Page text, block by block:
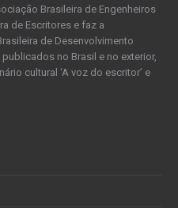
Brasileira de Engenheiros
de Escritores e faz a
de Desenvolvimento
no Brasil e no exterior,
cultural ‘A voz do escritor’ e